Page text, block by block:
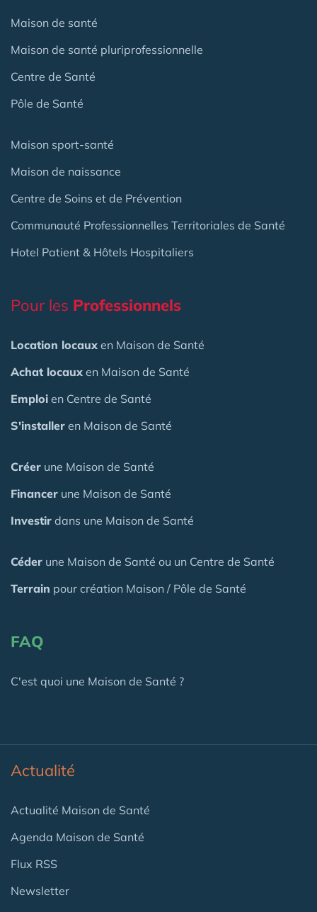
Maison de santé
Maison de santé pluriprofessionnelle
Centre de Santé
Pôle de Santé
Maison sport-santé
Maison de naissance
Centre de Soins et de Prévention
Communauté Professionnelles Territoriales de Santé
Hotel Patient & Hôtels Hospitaliers
Pour les Professionnels
Location locaux en Maison de Santé
Achat locaux en Maison de Santé
Emploi en Centre de Santé
S'installer en Maison de Santé
Créer une Maison de Santé
Financer une Maison de Santé
Investir dans une Maison de Santé
Céder une Maison de Santé ou un Centre de Santé
Terrain pour création Maison / Pôle de Santé
FAQ
C'est quoi une Maison de Santé ?
Actualité
Actualité Maison de Santé
Agenda Maison de Santé
Flux RSS
Newsletter